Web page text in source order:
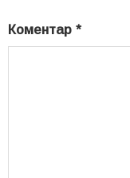
Коментар *